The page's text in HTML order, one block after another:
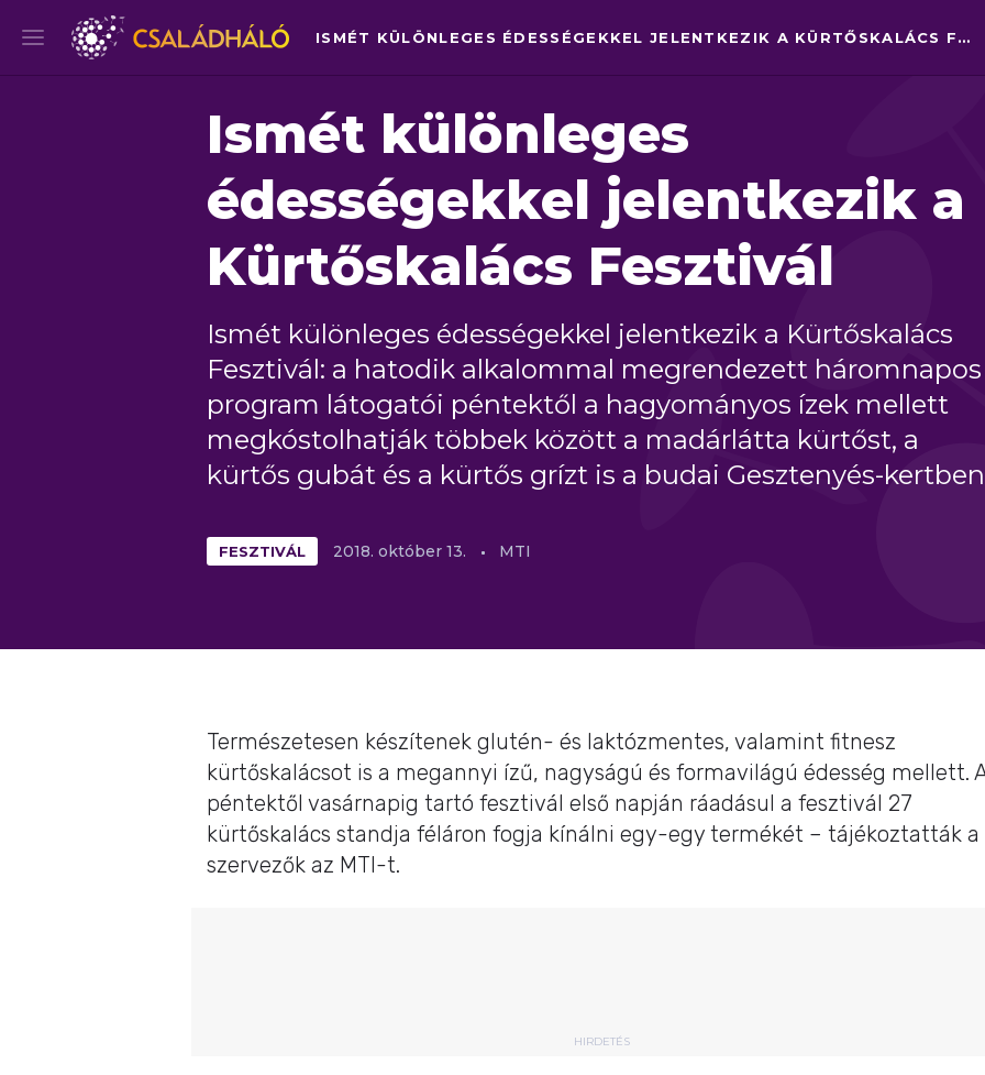
ISMÉT KÜLÖNLEGES ÉDESSÉGEKKEL JELENTKEZIK A KÜRTŐSKALÁCS FESZTIVÁL
Ismét különleges
édességekkel jelentkezik a
Kürtőskalács Fesztivál
Ismét különleges édességekkel jelentkezik a Kürtőskalács
Fesztivál: a hatodik alkalommal megrendezett háromnapos
program látogatói péntektől a hagyományos ízek mellett
megkóstolhatják többek között a madárlátta kürtőst, a
kürtős gubát és a kürtős grízt is a budai Gesztenyés-
FESZTIVÁL 2018. október 13. MTI
Természetesen készítenek glutén- és laktózmentes, valamint fitnesz
kürtőskalácsot is a megannyi ízű, nagyságú és formavilágú édesség mellett.
péntektől vasárnapig tartó fesztivál első napján ráadásul a fesztivál 27
kürtőskalács standja féláron fogja kínálni egy-egy termékét – tájékoztatták a
szervezők az MTI-t.
HIRDETÉS